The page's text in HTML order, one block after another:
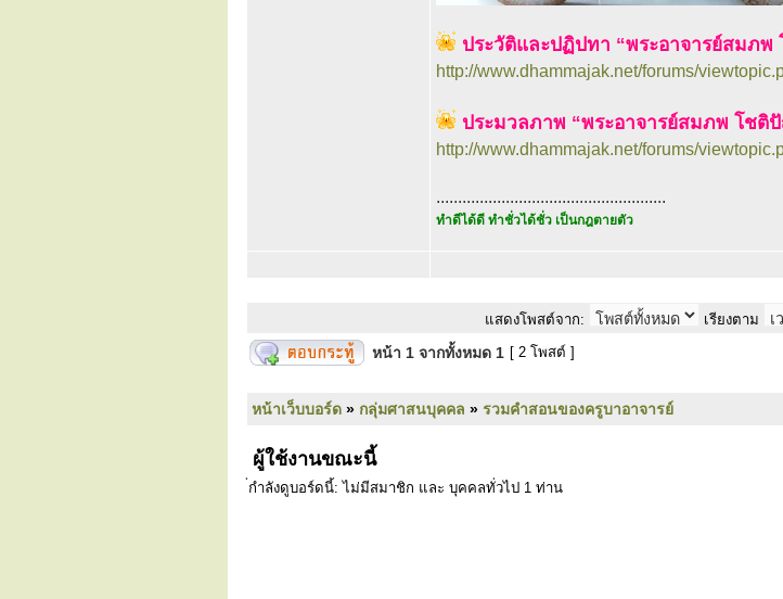
ประวัติและปฏิปทา “พระอาจารย์สมภ
http://www.dhammajak.net/forums/
ประมวลภาพ “พระอาจารย์สมภพ โชติ
http://www.dhammajak.net/forums/
.....................................................
ทำดีได้ดี ทำชั่วได้ชั่ว เป็นกฎตายตัว
แสดงโพสต์จาก: เรียงตาม
หน้า 1 จากทั้งหมด 1 [ 2 โพสต์ ]
หน้าเว็บบอร์ด » กลุ่มศาสนบุคคล » รวมคำสอนของครูบาอาจารย์
ผู้ใช้งานขณะนี้
่กำลังดูบอร์ดนี้: ไม่มีสมาชิก และ บุคคลทั่วไป 1 ท่าน